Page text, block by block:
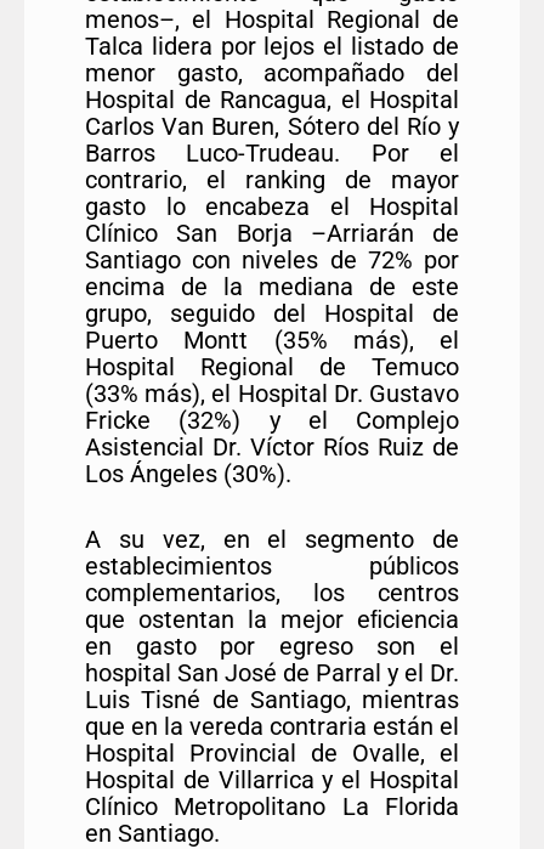
menos–, el Hospital Regional de
Talca lidera por lejos el listado de
menor gasto, acompañado del
Hospital de Rancagua, el Hospital
Carlos Van Buren, Sótero del Río y
Barros Luco-Trudeau. Por el
contrario, el ranking de mayor
gasto lo encabeza el Hospital
Clínico San Borja –Arriarán de
Santiago con niveles de 72% por
encima de la mediana de este
grupo, seguido del Hospital de
Puerto Montt (35% más), el
Hospital Regional de Temuco
(33% más), el Hospital Dr. Gustavo
Fricke (32%) y el Complejo
Asistencial Dr. Víctor Ríos Ruiz de
Los Ángeles (30%).
A su vez, en el segmento de
establecimientos públicos
complementarios, los centros
que ostentan la mejor eﬁciencia
en gasto por egreso son el
hospital San José de Parral y el Dr.
Luis Tisné de Santiago, mientras
que en la vereda contraria están el
Hospital Provincial de Ovalle, el
Hospital de Villarrica y el Hospital
Clínico Metropolitano La Florida
en Santiago.